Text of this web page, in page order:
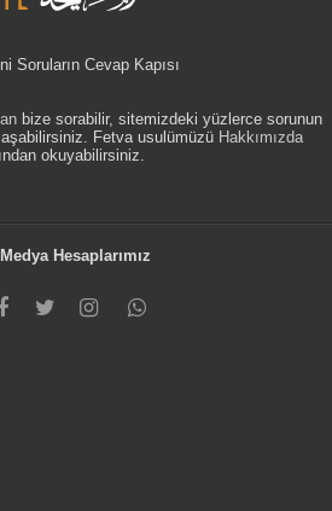
Soruların Cevap Kapısı
bize sorabilir, sitemizdeki yüzlerce sorunun
Fetva usulümüzü Hakkımızda
okuyabilirsiniz.
Hesaplarımız